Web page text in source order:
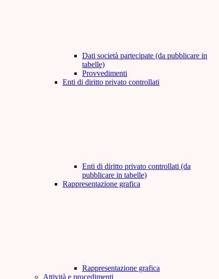
Dati società partecipate (da pubblicare in
tabelle)
Provvedimenti
Enti di diritto privato controllati
Enti di diritto privato controllati (da
pubblicare in tabelle)
Rappresentazione grafica
Rappresentazione grafica
Attività e procedimenti